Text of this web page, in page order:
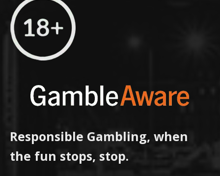
Responsible Gambling, when
the fun stops, stop.